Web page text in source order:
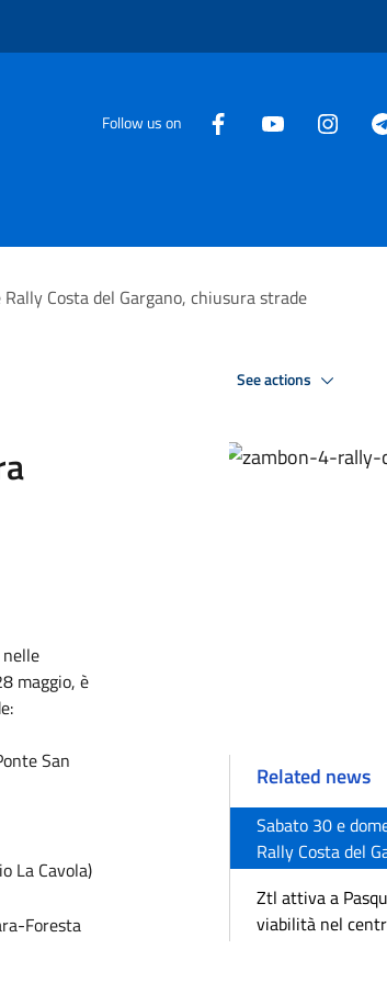
Follow us on
Costa del Gargano, chiusura strade
maggio, è
San
La Cavola)
Foresta
See actions
Related news
Sabato 30 e
Rally Costa del
Ztl attiva a
viabilità nel